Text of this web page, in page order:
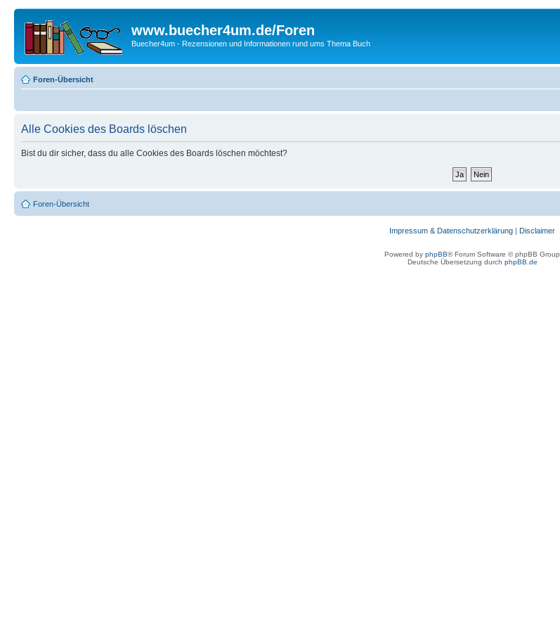
www.buecher4um.de/Foren
Buecher4um - Rezensionen und Informationen rund ums Thema Buch
Foren-Übersicht
Alle Cookies des Boards löschen
Bist du dir sicher, dass du alle Cookies des Boards löschen möchtest?
Foren-Übersicht
Impressum & Datenschutzerklärung | Disclaimer
Powered by phpBB® Forum Software © phpBB Group
Deutsche Übersetzung durch phpBB.de